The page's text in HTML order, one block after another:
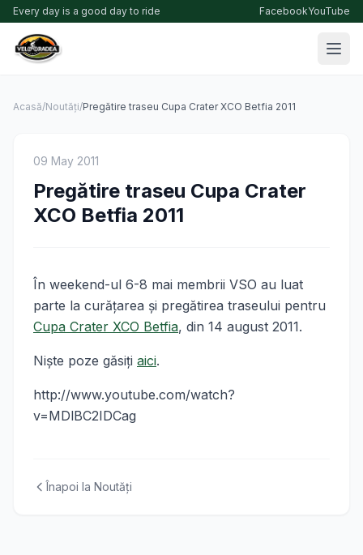
Every day is a good day to ride FacebookYouTube
Acasă/Noutăți/Pregătire traseu Cupa Crater XCO Betfia 2011
09 May 2011
Pregătire traseu Cupa Crater
XCO Betfia 2011
În weekend-ul 6-8 mai membrii VSO au luat
parte la curăţarea şi pregătirea traseului pentru
Cupa Crater XCO Betfia, din 14 august 2011.
Nişte poze găsiţi aici.
http://www.youtube.com/watch?
v=MDlBC2IDCag
Înapoi la Noutăți